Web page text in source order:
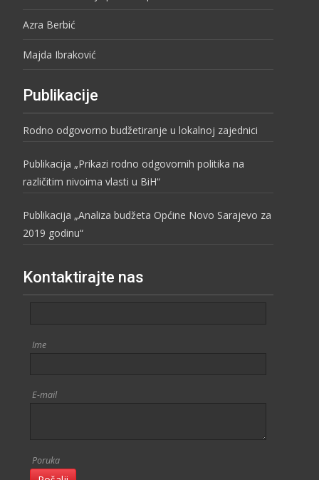
Azra Berbić
Majda Ibraković
Publikacije
Rodno odgovorno budžetiranje u lokalnoj zajednici
Publikacija „Prikazi rodno odgovornih politika na
različitim nivoima vlasti u BiH“
Publikacija „Analiza budžeta Općine Novo Sarajevo za
2019 godinu“
Kontaktirajte nas
Ime
E-mail
Poruka